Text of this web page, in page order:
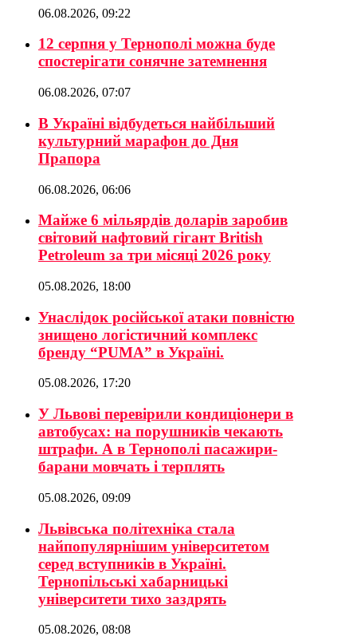
06.08.2026, 09:22
12 серпня у Тернополі можна буде
спостерігати сонячне затемнення
06.08.2026, 07:07
В Україні відбудеться найбільший
культурний марафон до Дня
Прапора
06.08.2026, 06:06
Майже 6 мільярдів доларів заробив
світовий нафтовий гігант British
Petroleum за три місяці 2026 року
05.08.2026, 18:00
Унаслідок російської атаки повністю
знищено логістичний комплекс
бренду “PUMA” в Україні.
05.08.2026, 17:20
У Львові перевірили кондиціонери в
автобусах: на порушників чекають
штрафи. А в Тернополі пасажири-
барани мовчать і терплять
05.08.2026, 09:09
Львівська політехніка стала
найпопулярнішим університетом
серед вступників в Україні.
Тернопільські хабарницькі
університети тихо заздрять
05.08.2026, 08:08